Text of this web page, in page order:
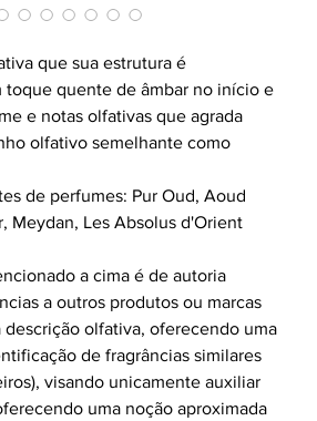
que sua estrutura é
quente de âmbar no início e
e notas olfativas que agrada
olfativo semelhante como
de perfumes: Pur Oud, Aoud
Meydan, Les Absolus d'Orient
a cima é de autoria
a outros produtos ou marcas
olfativa, oferecendo uma
de fragrâncias similares
visando unicamente auxiliar
uma noção aproximada